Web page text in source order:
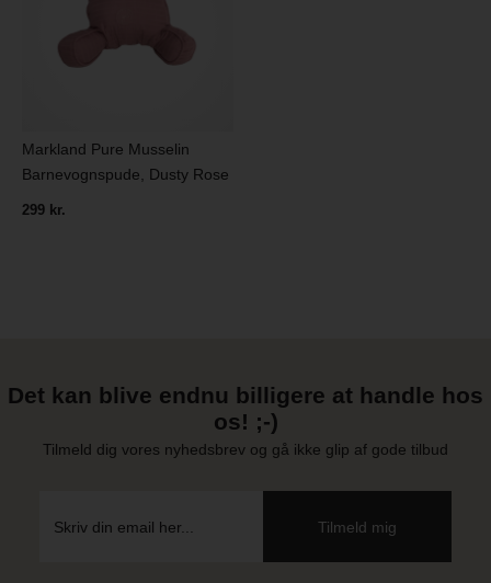
Markland Pure Musselin
Barnevognspude, Dusty Rose
299 kr.
Det kan blive endnu billigere at handle hos
os! ;-)
Tilmeld dig vores nyhedsbrev og gå ikke glip af gode tilbud